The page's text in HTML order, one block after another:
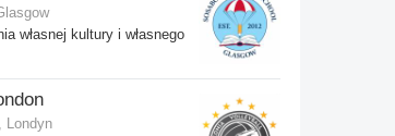
własnej kultury i własnego
Londyn